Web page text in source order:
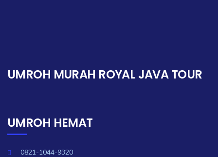
UMROH MURAH ROYAL JAVA TOUR
UMROH HEMAT
0821-1044-9320